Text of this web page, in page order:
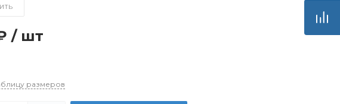
/ шт
размеров